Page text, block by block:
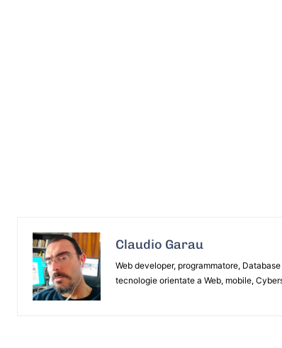
Claudio Garau
Web developer, programmatore,
tecnologie orientate a Web, mobile,